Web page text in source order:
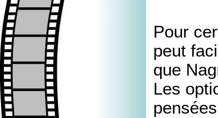
Pour
peut
que
Les